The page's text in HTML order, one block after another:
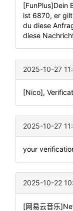
[FunPlus]Dein
ist 6870, er
du diese
diese
2025-10-27
[Nico],
2025-10-27
your
2025-10-22
[网易云音乐